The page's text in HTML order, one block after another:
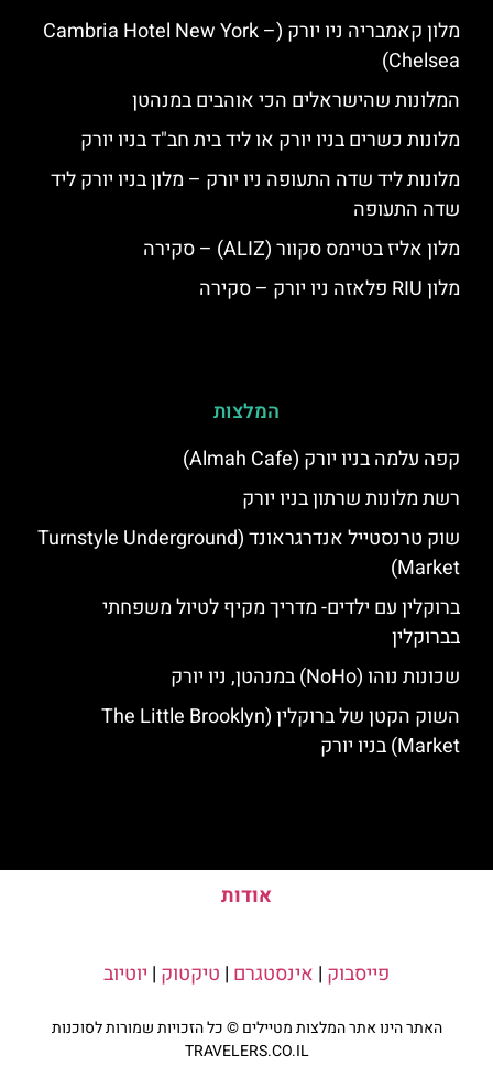
מלון קאמבריה ניו יורק (Cambria Hotel New York –
Chelsea)
המלונות שהישראלים הכי אוהבים במנהטן
מלונות כשרים בניו יורק או ליד בית חב"ד בניו יורק
מלונות ליד שדה התעופה ניו יורק – מלון בניו יורק ליד
שדה התעופה
מלון אליז בטיימס סקוור (ALIZ) – סקירה
מלון RIU פלאזה ניו יורק – סקירה
המלצות
קפה עלמה בניו יורק (Almah Cafe)
רשת מלונות שרתון בניו יורק
שוק טרנסטייל אנדרגראונד (Turnstyle Underground
Market)
ברוקלין עם ילדים- מדריך מקיף לטיול משפחתי
בברוקלין
שכונות נוהו (NoHo) במנהטן, ניו יורק
השוק הקטן של ברוקלין (The Little Brooklyn
Market) בניו יורק
אודות
פייסבוק | אינסטגרם | טיקטוק | יוטיוב
האתר הינו אתר המלצות מטיילים © כל הזכויות שמורות לסוכנות
TRAVELERS.CO.IL